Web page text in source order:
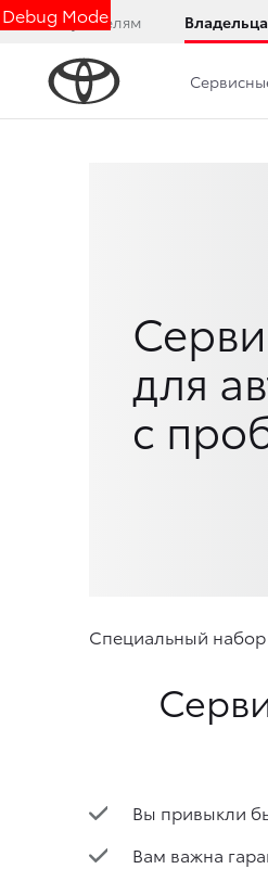
Debug Mode
Покупателям
для
с
Специальный набор
Вы привыкли
Вам важна